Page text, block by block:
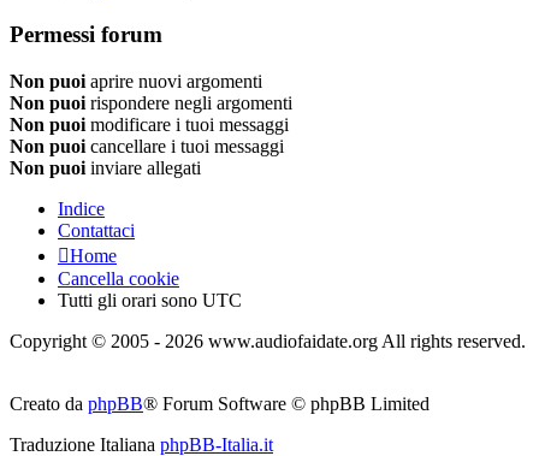
Permessi forum
Non puoi aprire nuovi argomenti
Non puoi rispondere negli argomenti
Non puoi modificare i tuoi messaggi
Non puoi cancellare i tuoi messaggi
Non puoi inviare allegati
Indice
Contattaci
Home
Cancella cookie
Tutti gli orari sono UTC
Copyright © 2005 - 2026 www.audiofaidate.org All rights reserved.
Creato da phpBB® Forum Software © phpBB Limited
Traduzione Italiana phpBB-Italia.it